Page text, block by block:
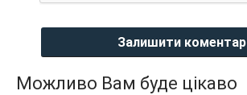
Залишити коментар
Можливо Вам буде цікаво